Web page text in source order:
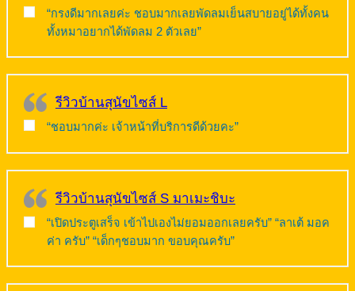
“กรงดีมากเลยค่ะ ชอบมากเลยพัดลมเย็นสบายอยู่ได้ทั้งคน
ทั้งหมาอยากได้พัดลม 2 ตัวเลย”
รีวิวบ้านสุนัขไซส์ L
“ชอบมากค่ะ เจ้าหน้าที่บริการดีด้วยคะ”
รีวิวบ้านสุนัขไซส์ S มาเมะชิบะ
“เปิดประตูเสร็จ เข้าไปเองไม่ยอมออกเลยครับ” “ลาเต้ มอค
ค่า ครับ” “เด็กๆชอบมาก ขอบคุณครับ”